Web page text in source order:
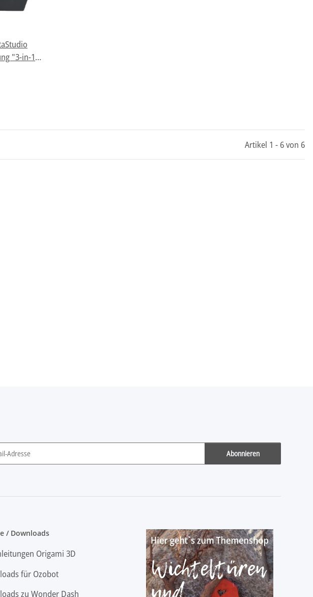
"3-in-1
Artikel 1 - 6 von 6
Abonnieren
/ Downloads
Origami 3D
für Ozobot
zu Wonder Dash